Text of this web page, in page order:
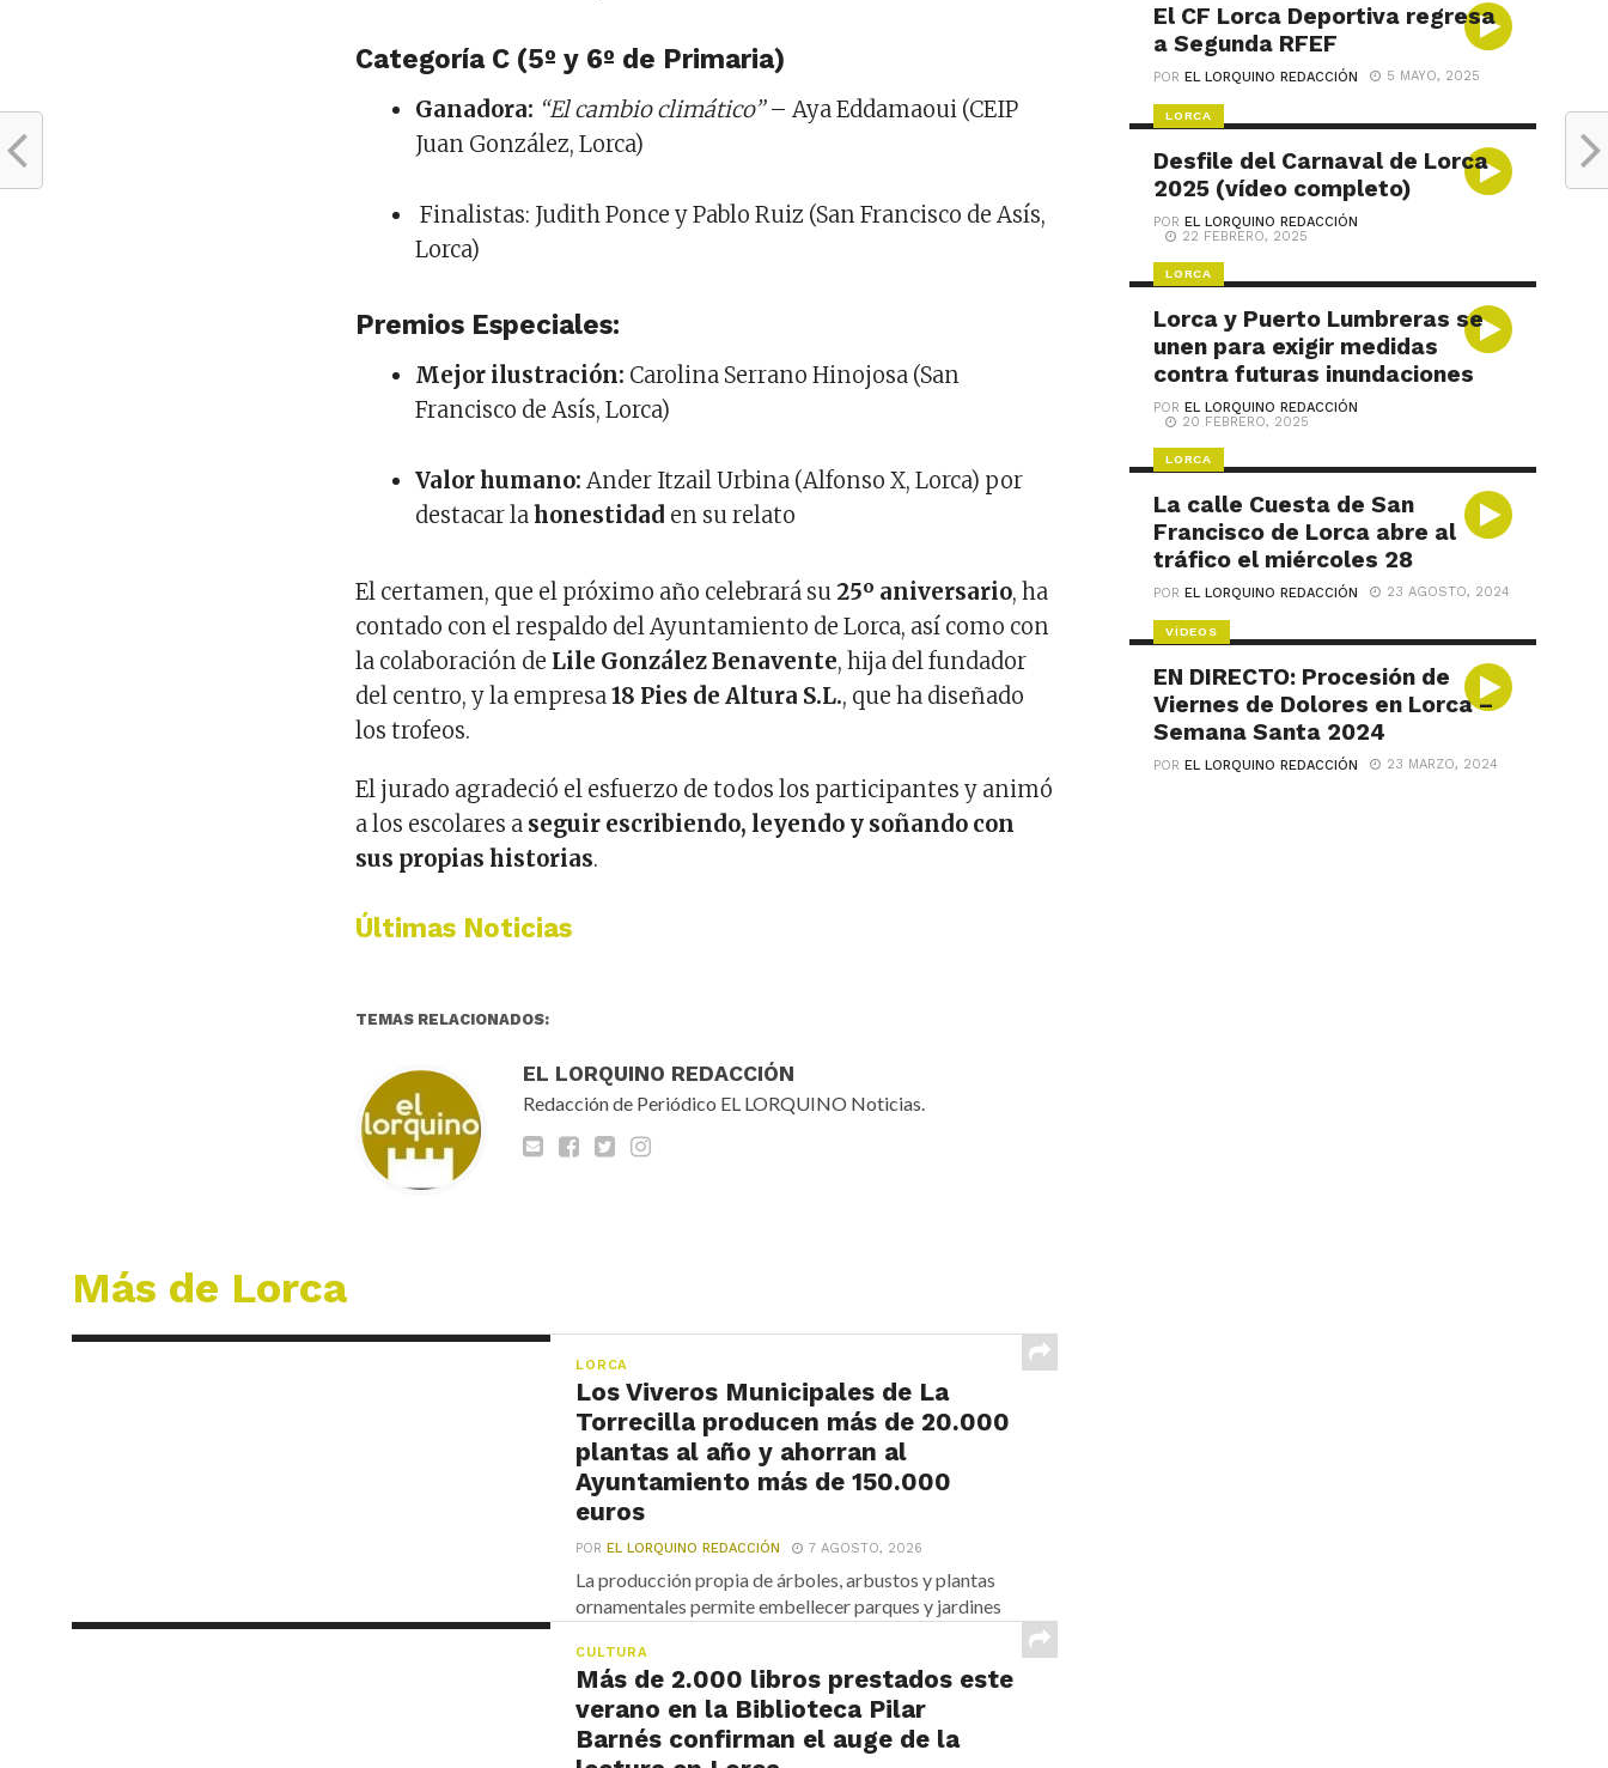
Categoría C (5º y 6º de Primaria)
Ganadora: “El cambio climático”– Aya Eddamaoui (CEIP
Juan González, Lorca)
️ Finalistas: Judith Ponce y Pablo Ruiz (San Francisco de Asís,
Lorca)
Premios Especiales:
Mejor ilustración: Carolina Serrano Hinojosa (San
Francisco de Asís, Lorca)
Valor humano: Ander Itzail Urbina (Alfonso X, Lorca) por
destacar lahonestidad en su relato
El certamen, que el próximo año celebrará su 25º aniversario, ha
contado con el respaldo del Ayuntamiento de Lorca, así como con
la colaboración de Lile González Benavente, hija del fundador
del centro, y la empresa18 Pies de Altura S.L., que ha diseñado
los trofeos.
El jurado agradeció el esfuerzo de todos los participantes y animó
a los escolares a seguir escribiendo, leyendo y soñando con
sus propias historias.
Últimas Noticias
TEMAS RELACIONADOS:
EL LORQUINO REDACCIÓN
Redacción de Periódico EL LORQUINO Noticias.
Más de Lorca
LORCA
Los Viveros Municipales de La
Torrecilla producen más de 20.000
plantas al año y ahorran al
Ayuntamiento más de 150.000
euros
POREL LORQUINO REDACCIÓN 7 AGOSTO, 2026
La producción propia de árboles, arbustos y plantas
ornamentales permite embellecer parques y jardines
CULTURA
Más de 2.000 libros prestados este
verano en la Biblioteca Pilar
Barnés confirman el auge de la
El CF Lorca Deportiva regresa
a Segunda RFEF
POREL LORQUINO REDACCIÓN 5 MAYO, 2025
LORCA
Desfile del Carnaval de Lorca
2025 (vídeo completo)
POREL LORQUINO REDACCIÓN
22 FEBRERO, 2025
LORCA
Lorca y Puerto Lumbreras se
unen para exigir medidas
contra futuras inundaciones
POREL LORQUINO REDACCIÓN
20 FEBRERO, 2025
LORCA
La calle Cuesta de San
Francisco de Lorca abre al
tráfico el miércoles 28
POREL LORQUINO REDACCIÓN 23 AGOSTO, 2024
VÍDEOS
EN DIRECTO: Procesión de
Viernes de Dolores en Lorca –
Semana Santa 2024
POREL LORQUINO REDACCIÓN 23 MARZO, 2024